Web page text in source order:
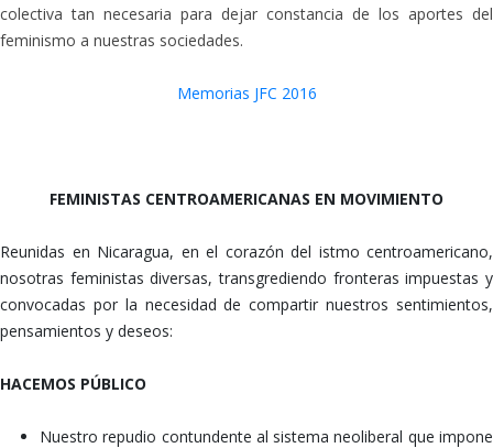
colectiva tan necesaria para dejar constancia de los aportes del
feminismo a nuestras sociedades.
Memorias JFC 2016
FEMINISTAS CENTROAMERICANAS EN MOVIMIENTO
Reunidas en Nicaragua, en el corazón del istmo centroamericano,
nosotras feministas diversas, transgrediendo fronteras impuestas y
convocadas por la necesidad de compartir nuestros sentimientos,
pensamientos y deseos:
HACEMOS PÚBLICO
Nuestro repudio contundente al sistema neoliberal que impone